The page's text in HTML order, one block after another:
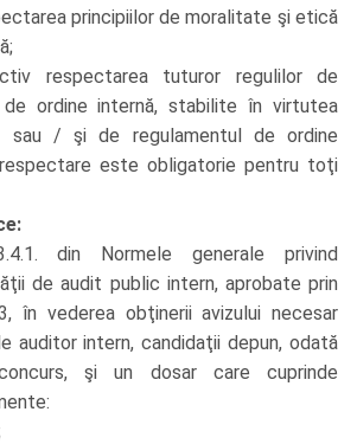
principiilor de moralitate şi etică
respectarea tuturor regulilor de
ordine internă, stabilite în virtutea
sau / şi de regulamentul de ordine
este obligatorie pentru toţi
din Normele generale privind
de audit public intern, aprobate prin
în vederea obţinerii avizului necesar
auditor intern, candidaţii depun, odată
şi un dosar care cuprinde